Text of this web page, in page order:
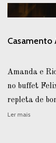
Casamento
Amanda e
no buffet
repleta de
Ler mais